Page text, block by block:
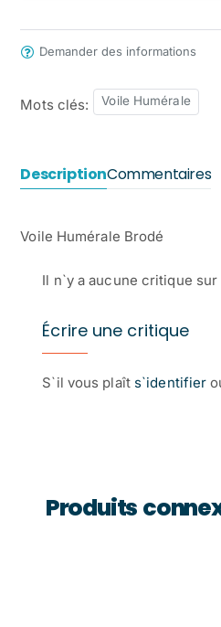
Demander des informations
Mots clés: Voile Humérale
DescriptionCommentaires
Voile Humérale Brodé
Il n`y a aucune critique
Écrire une critique
S`il vous plaît s`identifier
Produits